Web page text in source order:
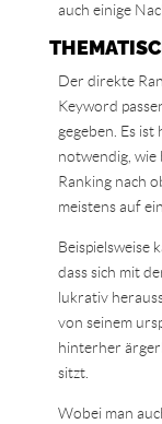
auch einige
Der direkte
Keyword
gegeben. Es
notwendig, wie
Ranking nach
meistens auf
Beispielsweise
dass sich mit
lukrativ
von seinem
hinterher
sitzt.
Wobei man